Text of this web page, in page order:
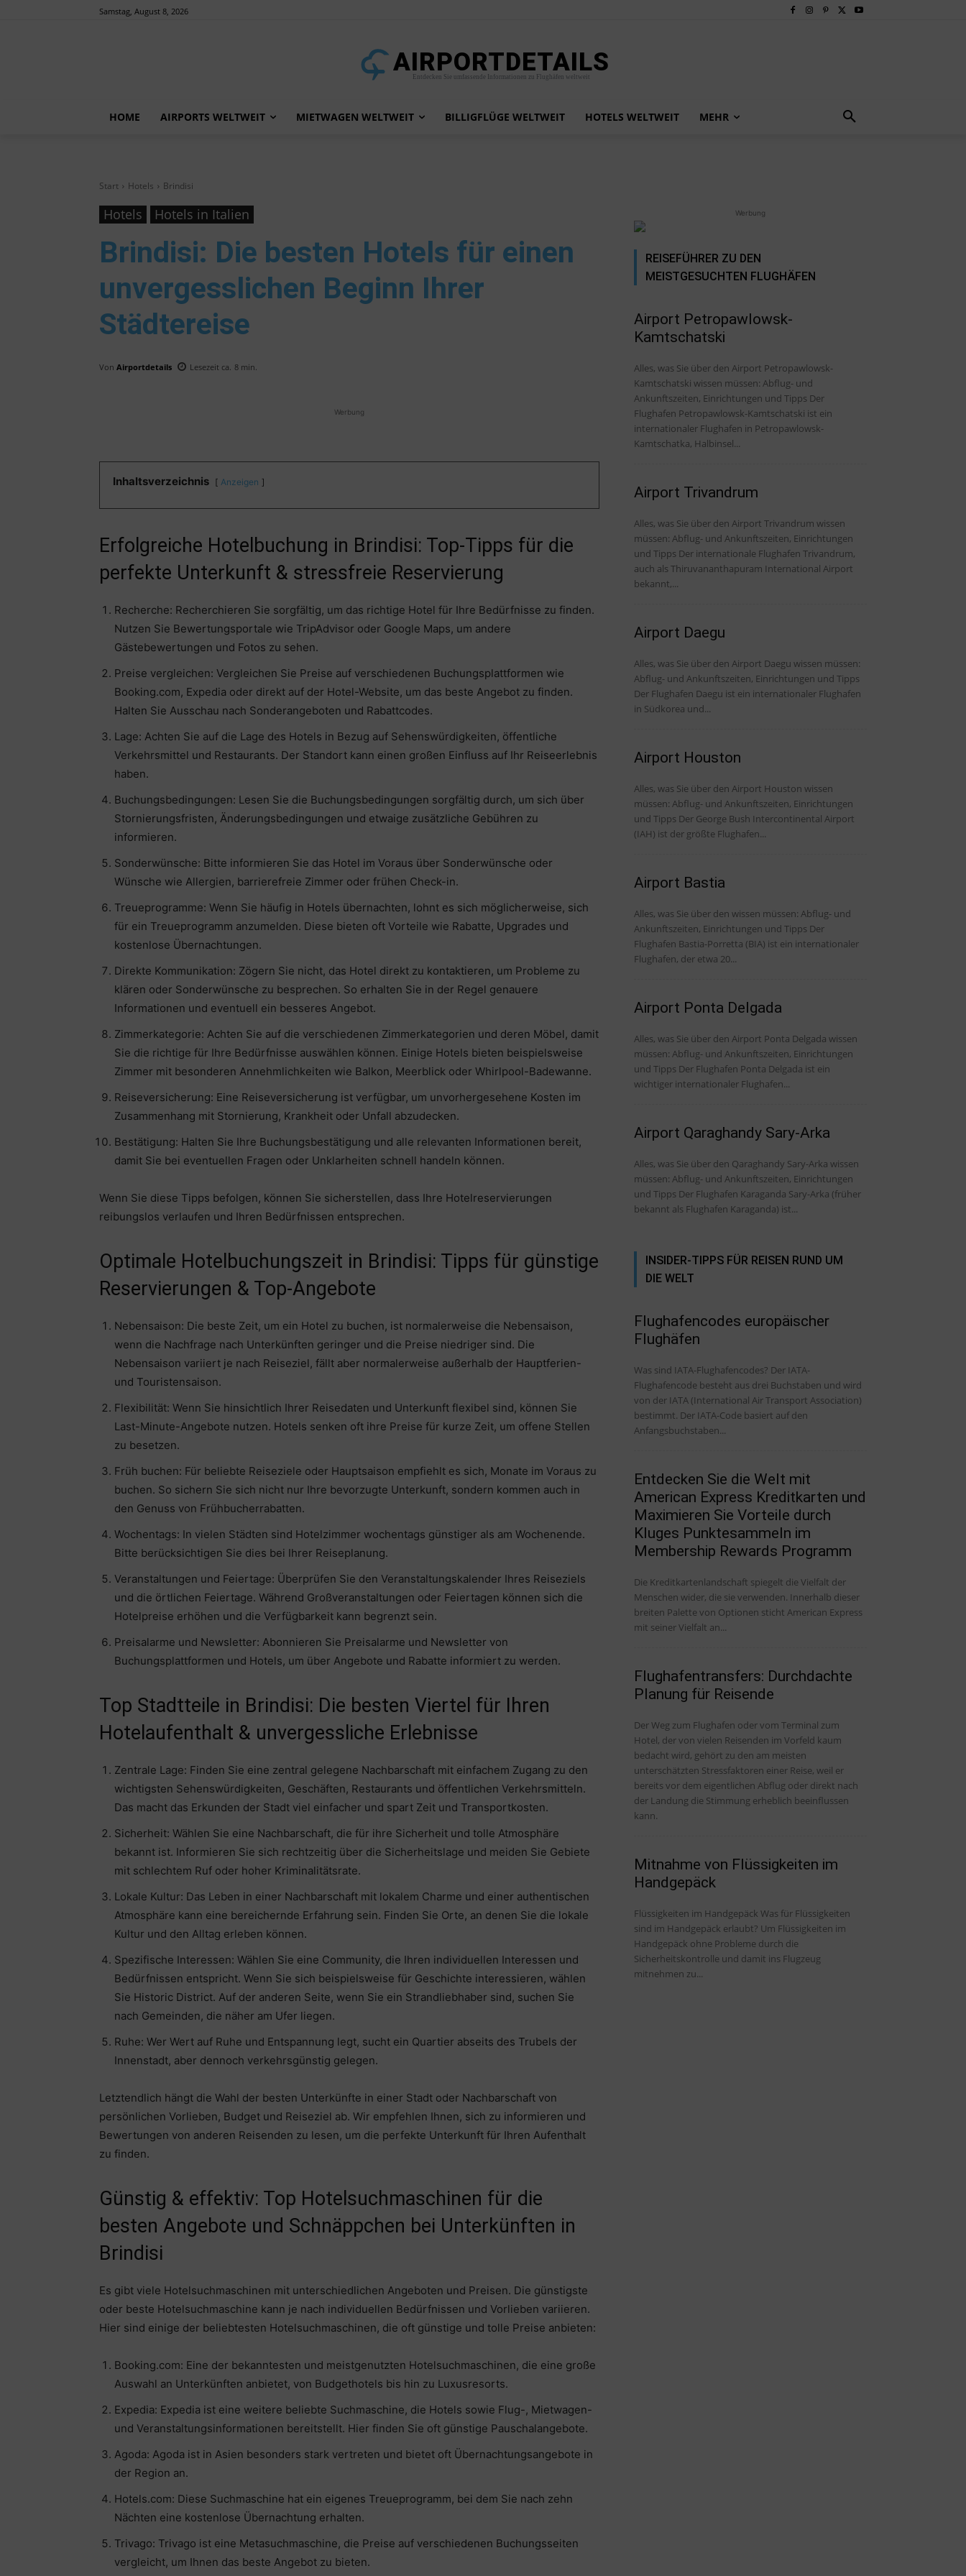
Samstag, August 8, 2026
AIRPORTDETAILS
Entdecken Sie umfassende Informationen zu Flughäfen weltweit
HOME AIRPORTS WELTWEIT MIETWAGEN WELTWEIT BILLIGFLÜGE WELTWEIT HOTELS WELTWEIT MEHR
Start Hotels Brindisi
Hotels Hotels in Italien
Brindisi: Die besten Hotels für einen
unvergesslichen Beginn Ihrer
Städtereise
Von Airportdetails Lesezeit ca. 8 min.
Werbung
Inhaltsverzeichnis Anzeigen
Erfolgreiche Hotelbuchung in Brindisi: Top-Tipps für die
perfekte Unterkunft & stressfreie Reservierung
Recherche: Recherchieren Sie sorgfältig, um das richtige Hotel für Ihre Bedürfnisse zu finden.
Nutzen Sie Bewertungsportale wie TripAdvisor oder Google Maps, um andere
Gästebewertungen und Fotos zu sehen.
Preise vergleichen: Vergleichen Sie Preise auf verschiedenen Buchungsplattformen wie
Booking.com, Expedia oder direkt auf der Hotel-Website, um das beste Angebot zu finden.
Halten Sie Ausschau nach Sonderangeboten und Rabattcodes.
Lage: Achten Sie auf die Lage des Hotels in Bezug auf Sehenswürdigkeiten, öffentliche
Verkehrsmittel und Restaurants. Der Standort kann einen großen Einfluss auf Ihr Reiseerlebnis
haben.
Buchungsbedingungen: Lesen Sie die Buchungsbedingungen sorgfältig durch, um sich über
Stornierungsfristen, Änderungsbedingungen und etwaige zusätzliche Gebühren zu
informieren.
Sonderwünsche: Bitte informieren Sie das Hotel im Voraus über Sonderwünsche oder
Wünsche wie Allergien, barrierefreie Zimmer oder frühen Check-in.
Treueprogramme: Wenn Sie häufig in Hotels übernachten, lohnt es sich möglicherweise, sich
für ein Treueprogramm anzumelden. Diese bieten oft Vorteile wie Rabatte, Upgrades und
kostenlose Übernachtungen.
Direkte Kommunikation: Zögern Sie nicht, das Hotel direkt zu kontaktieren, um Probleme zu
klären oder Sonderwünsche zu besprechen. So erhalten Sie in der Regel genauere
Informationen und eventuell ein besseres Angebot.
Zimmerkategorie: Achten Sie auf die verschiedenen Zimmerkategorien und deren Möbel, damit
Sie die richtige für Ihre Bedürfnisse auswählen können. Einige Hotels bieten beispielsweise
Zimmer mit besonderen Annehmlichkeiten wie Balkon, Meerblick oder Whirlpool-Badewanne.
Reiseversicherung: Eine Reiseversicherung ist verfügbar, um unvorhergesehene Kosten im
Zusammenhang mit Stornierung, Krankheit oder Unfall abzudecken.
Bestätigung: Halten Sie Ihre Buchungsbestätigung und alle relevanten Informationen bereit,
damit Sie bei eventuellen Fragen oder Unklarheiten schnell handeln können.
Wenn Sie diese Tipps befolgen, können Sie sicherstellen, dass Ihre Hotelreservierungen
reibungslos verlaufen und Ihren Bedürfnissen entsprechen.
Optimale Hotelbuchungszeit in Brindisi: Tipps für günstige
Reservierungen & Top-Angebote
Nebensaison: Die beste Zeit, um ein Hotel zu buchen, ist normalerweise die Nebensaison,
wenn die Nachfrage nach Unterkünften geringer und die Preise niedriger sind. Die
Nebensaison variiert je nach Reiseziel, fällt aber normalerweise außerhalb der Hauptferien-
und Touristensaison.
Flexibilität: Wenn Sie hinsichtlich Ihrer Reisedaten und Unterkunft flexibel sind, können Sie
Last-Minute-Angebote nutzen. Hotels senken oft ihre Preise für kurze Zeit, um offene Stellen
zu besetzen.
Früh buchen: Für beliebte Reiseziele oder Hauptsaison empfiehlt es sich, Monate im Voraus zu
buchen. So sichern Sie sich nicht nur Ihre bevorzugte Unterkunft, sondern kommen auch in
den Genuss von Frühbucherrabatten.
Wochentags: In vielen Städten sind Hotelzimmer wochentags günstiger als am Wochenende.
Bitte berücksichtigen Sie dies bei Ihrer Reiseplanung.
Veranstaltungen und Feiertage: Überprüfen Sie den Veranstaltungskalender Ihres Reiseziels
und die örtlichen Feiertage. Während Großveranstaltungen oder Feiertagen können sich die
Hotelpreise erhöhen und die Verfügbarkeit kann begrenzt sein.
Preisalarme und Newsletter: Abonnieren Sie Preisalarme und Newsletter von
Buchungsplattformen und Hotels, um über Angebote und Rabatte informiert zu werden.
Top Stadtteile in Brindisi: Die besten Viertel für Ihren
Hotelaufenthalt & unvergessliche Erlebnisse
Zentrale Lage: Finden Sie eine zentral gelegene Nachbarschaft mit einfachem Zugang zu den
wichtigsten Sehenswürdigkeiten, Geschäften, Restaurants und öffentlichen Verkehrsmitteln.
Das macht das Erkunden der Stadt viel einfacher und spart Zeit und Transportkosten.
Sicherheit: Wählen Sie eine Nachbarschaft, die für ihre Sicherheit und tolle Atmosphäre
bekannt ist. Informieren Sie sich rechtzeitig über die Sicherheitslage und meiden Sie Gebiete
mit schlechtem Ruf oder hoher Kriminalitätsrate.
Lokale Kultur: Das Leben in einer Nachbarschaft mit lokalem Charme und einer authentischen
Atmosphäre kann eine bereichernde Erfahrung sein. Finden Sie Orte, an denen Sie die lokale
Kultur und den Alltag erleben können.
Spezifische Interessen: Wählen Sie eine Community, die Ihren individuellen Interessen und
Bedürfnissen entspricht. Wenn Sie sich beispielsweise für Geschichte interessieren, wählen
Sie Historic District. Auf der anderen Seite, wenn Sie ein Strandliebhaber sind, suchen Sie
nach Gemeinden, die näher am Ufer liegen.
Ruhe: Wer Wert auf Ruhe und Entspannung legt, sucht ein Quartier abseits des Trubels der
Innenstadt, aber dennoch verkehrsgünstig gelegen.
Letztendlich hängt die Wahl der besten Unterkünfte in einer Stadt oder Nachbarschaft von
persönlichen Vorlieben, Budget und Reiseziel ab. Wir empfehlen Ihnen, sich zu informieren und
Bewertungen von anderen Reisenden zu lesen, um die perfekte Unterkunft für Ihren Aufenthalt
zu finden.
Günstig & effektiv: Top Hotelsuchmaschinen für die
besten Angebote und Schnäppchen bei Unterkünften in
Brindisi
Es gibt viele Hotelsuchmaschinen mit unterschiedlichen Angeboten und Preisen. Die günstigste
oder beste Hotelsuchmaschine kann je nach individuellen Bedürfnissen und Vorlieben variieren.
Hier sind einige der beliebtesten Hotelsuchmaschinen, die oft günstige und tolle Preise anbieten:
Booking.com: Eine der bekanntesten und meistgenutzten Hotelsuchmaschinen, die eine große
Auswahl an Unterkünften anbietet, von Budgethotels bis hin zu Luxusresorts.
Expedia: Expedia ist eine weitere beliebte Suchmaschine, die Hotels sowie Flug-, Mietwagen-
und Veranstaltungsinformationen bereitstellt. Hier finden Sie oft günstige Pauschalangebote.
Agoda: Agoda ist in Asien besonders stark vertreten und bietet oft Übernachtungsangebote in
der Region an.
Hotels.com: Diese Suchmaschine hat ein eigenes Treueprogramm, bei dem Sie nach zehn
Nächten eine kostenlose Übernachtung erhalten.
Trivago: Trivago ist eine Metasuchmaschine, die Preise auf verschiedenen Buchungsseiten
vergleicht, um Ihnen das beste Angebot zu bieten.
Werbung
REISEFÜHRER ZU DEN
MEISTGESUCHTEN FLUGHÄFEN
Airport Petropawlowsk-
Kamtschatski
Alles, was Sie über den Airport Petropawlowsk-
Kamtschatski wissen müssen: Abflug- und
Ankunftszeiten, Einrichtungen und Tipps Der
Flughafen Petropawlowsk-Kamtschatski ist ein
internationaler Flughafen in Petropawlowsk-
Kamtschatka, Halbinsel...
Airport Trivandrum
Alles, was Sie über den Airport Trivandrum wissen
müssen: Abflug- und Ankunftszeiten, Einrichtungen
und Tipps Der internationale Flughafen Trivandrum,
auch als Thiruvananthapuram International Airport
bekannt,...
Airport Daegu
Alles, was Sie über den Airport Daegu wissen müssen:
Abflug- und Ankunftszeiten, Einrichtungen und Tipps
Der Flughafen Daegu ist ein internationaler Flughafen
in Südkorea und...
Airport Houston
Alles, was Sie über den Airport Houston wissen
müssen: Abflug- und Ankunftszeiten, Einrichtungen
und Tipps Der George Bush Intercontinental Airport
(IAH) ist der größte Flughafen...
Airport Bastia
Alles, was Sie über den wissen müssen: Abflug- und
Ankunftszeiten, Einrichtungen und Tipps Der
Flughafen Bastia-Porretta (BIA) ist ein internationaler
Flughafen, der etwa 20...
Airport Ponta Delgada
Alles, was Sie über den Airport Ponta Delgada wissen
müssen: Abflug- und Ankunftszeiten, Einrichtungen
und Tipps Der Flughafen Ponta Delgada ist ein
wichtiger internationaler Flughafen...
Airport Qaraghandy Sary-Arka
Alles, was Sie über den Qaraghandy Sary-Arka wissen
müssen: Abflug- und Ankunftszeiten, Einrichtungen
und Tipps Der Flughafen Karaganda Sary-Arka (früher
bekannt als Flughafen Karaganda) ist...
INSIDER-TIPPS FÜR REISEN RUND UM
DIE WELT
Flughafencodes europäischer
Flughäfen
Was sind IATA-Flughafencodes? Der IATA-
Flughafencode besteht aus drei Buchstaben und wird
von der IATA (International Air Transport Association)
bestimmt. Der IATA-Code basiert auf den
Anfangsbuchstaben...
Entdecken Sie die Welt mit
American Express Kreditkarten und
Maximieren Sie Vorteile durch
Kluges Punktesammeln im
Membership Rewards Programm
Die Kreditkartenlandschaft spiegelt die Vielfalt der
Menschen wider, die sie verwenden. Innerhalb dieser
breiten Palette von Optionen sticht American Express
mit seiner Vielfalt an...
Flughafentransfers: Durchdachte
Planung für Reisende
Der Weg zum Flughafen oder vom Terminal zum
Hotel, der von vielen Reisenden im Vorfeld kaum
bedacht wird, gehört zu den am meisten
unterschätzten Stressfaktoren einer Reise, weil er
bereits vor dem eigentlichen Abflug oder direkt nach
der Landung die Stimmung erheblich beeinflussen
kann.
Mitnahme von Flüssigkeiten im
Handgepäck
Flüssigkeiten im Handgepäck Was für Flüssigkeiten
sind im Handgepäck erlaubt? Um Flüssigkeiten im
Handgepäck ohne Probleme durch die
Sicherheitskontrolle und damit ins Flugzeug
mitnehmen zu...